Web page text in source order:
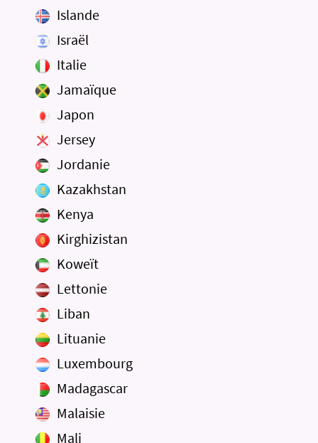
Islande
Israël
Italie
Jamaïque
Japon
Jersey
Jordanie
Kazakhstan
Kenya
Kirghizistan
Koweït
Lettonie
Liban
Lituanie
Luxembourg
Madagascar
Malaisie
Mali